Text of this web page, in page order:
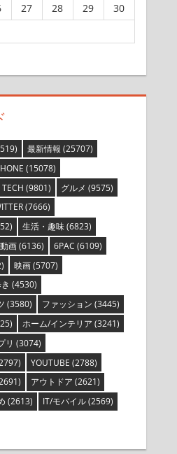
27 28 29
30
最新情報 (25707)
(15078)
TECH (9801) グルメ (9575)
(7666)
生活・趣味(6823)
動画(6136) 6PAC (6109)
映画(5707)
(4530)
(3580) ファッション (3445)
ホーム/インテリア (3241)
リ (3074)
YOUTUBE (2788)
アウトドア (2621)
(2613) IT/モバイル(2569)